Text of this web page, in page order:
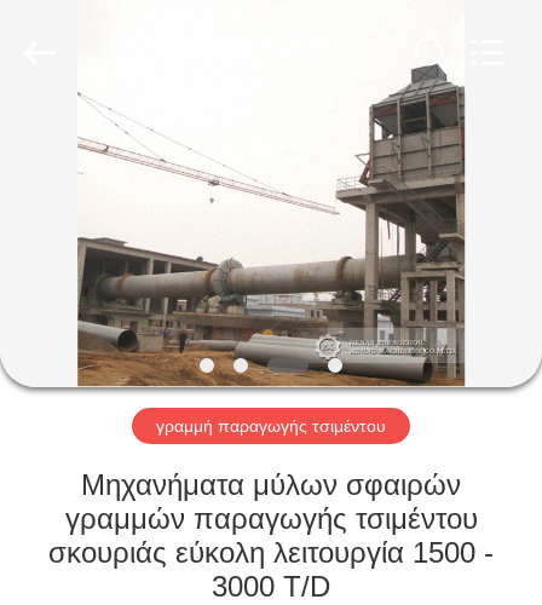
ΣΠΊΤΙ
ΒΊΝΤΕΟ
VR
ΠΑΡΟΥΣΙΆΣΤΕ
ΠΕΡΊΠΟΥ
ΕΜΕΊΣ
γραμμή παραγωγής τσιμέντου
Μηχανήματα μύλων σφαιρών
γραμμών παραγωγής τσιμέντου
σκουριάς εύκολη λειτουργία 1500 -
3000 T/D